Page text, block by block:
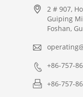

2 # 907,
Guiping
Foshan,

 +86-757-
 +86-757-